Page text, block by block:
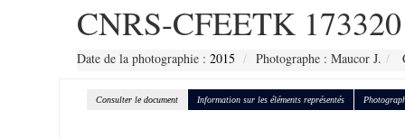
CNRS-CFEETK 173320
Date de la photographie : 2015 Photographe : Maucor J.
Consulter le document Information sur les éléments représentés